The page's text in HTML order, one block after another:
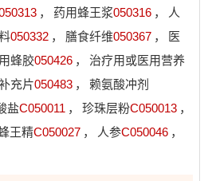
， 药用蜂王浆050316 ，
人
050332 ， 膳食纤维050367 ，
医
蜂胶050426 ，
治疗用或医用营养
充片050483 ，
赖氨酸冲剂
盐C050011 ， 珍珠层粉C050013 ，
王精C050027 ， 人参C050046 ，